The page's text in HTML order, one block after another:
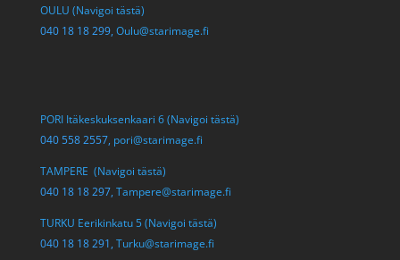
OULU (Navigoi tästä)
040 18 18 299, Oulu@starimage.fi
PORI Itäkeskuksenkaari 6 (Navigoi tästä)
040 558 2557, pori@starimage.fi
TAMPERE (Navigoi tästä)
040 18 18 297, Tampere@starimage.fi
TURKU Eerikinkatu 5 (Navigoi tästä)
040 18 18 291, Turku@starimage.fi